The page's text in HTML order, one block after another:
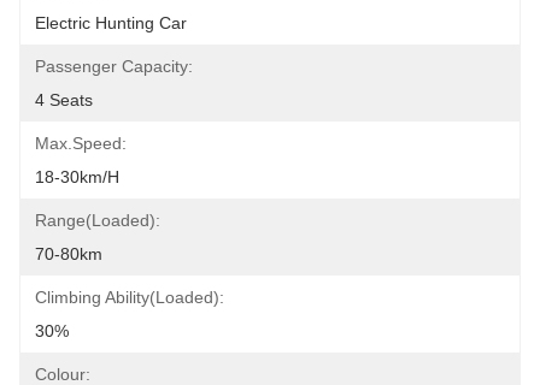
Electric Hunting Car
Passenger Capacity:
4 Seats
Max.Speed:
18-30km/h
Range(loaded):
70-80km
Climbing Ability(loaded):
30%
Colour: